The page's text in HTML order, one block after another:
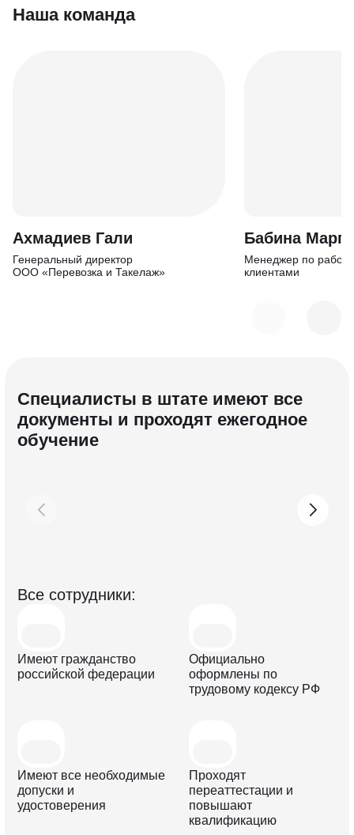
Наша команда
Ахм адиев Гали
Генеральный дирек тор
ООО «Перевозка и Такелаж»
Бабина
Менеджер по
клиентами
Специалисты в штате имеют все
документы и проходят ежегодное
обучение
Все с отрудники:
Имеют гражданство
российской федерации
Официально
оформлены по
трудовому кодексу РФ
Имеют все необходимые
допуски и
удостоверения
Проходят
переаттестации и
повышают
квалификацию